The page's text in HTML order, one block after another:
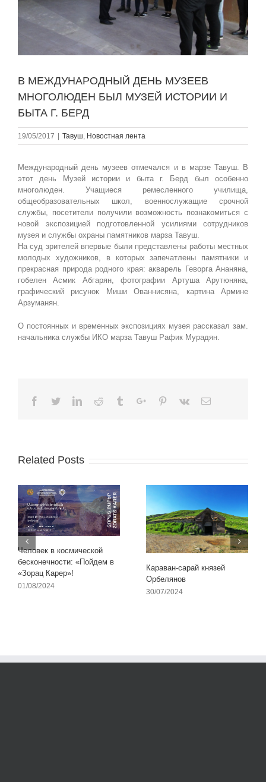
В МЕЖДУНАРОДНЫЙ ДЕНЬ МУЗЕЕВ
МНОГОЛЮДЕН БЫЛ МУЗЕЙ ИСТОРИИ И
БЫТА Г. БЕРД
19/05/2017 Тавуш, Новостная лента
Международный день музеев отмечался и в марзе Тавуш. В
этот день Музей истории и быта г. Берд был особенно
многолюден. Учащиеся ремесленного училища,
общеобразовательных школ, военнослужащие срочной
службы, посетители получили возможность познакомиться с
новой экспозицией подготовленной усилиями сотрудников
музея и службы охраны памятников марза Тавуш.
На суд зрителей впервые были представлены работы местных
молодых художников, в которых запечатлены памятники и
прекрасная природа родного края: акварель Геворга Ананяна,
гобелен Асмик Абгарян, фотографии Артуша Арутюняна,
графический рисунок Миши Ованнисяна, картина Армине
Арзуманян.
О постоянных и временных экспозициях музея рассказал зам.
начальника службы ИКО марза Тавуш Рафик Мурадян.
Facebook
TwitterLinkedinReddit TumblrGoogle+Pinterest
Vk Email
Related Posts
Человек в космической
бесконечности: «Пойдем в
«Зорац Карер»!
01/08/2024
Караван-сарай князей
Орбелянов
30/07/2024